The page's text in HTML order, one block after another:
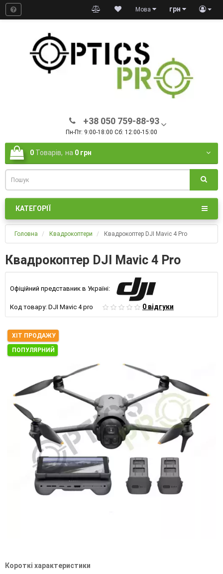
грн
Мова
+38 050 759-88-93
Пн-Пт: 9:00-18:00 Сб: 12:00-15:00
0 Товарів, на 0 грн
КАТЕГОРІЇ
Головна Квадрокоптери Квадрокоптер DJI Mavic 4 Pro
Квадрокоптер DJI Mavic 4 Pro
Офіційний представник в Україні:
Код товару: DJI Mavic 4 pro 0 відгуки
ХІТ ПРОДАЖУ
ПОПУЛЯРНИЙ
Короткі характеристики